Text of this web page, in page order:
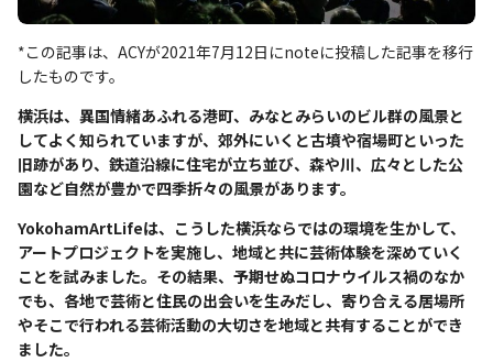
*この記事は、ACYが2021年7月12日にnoteに投稿した記事を移行
したものです。
横浜は、異国情緒あふれる港町、みなとみらいのビル群の風景と
してよく知られていますが、郊外にいくと古墳や宿場町といった
旧跡があり、鉄道沿線に住宅が立ち並び、森や川、広々とした公
園など自然が豊かで四季折々の風景があります。
YokohamArtLifeは、こうした横浜ならではの環境を生かして、
アートプロジェクトを実施し、地域と共に芸術体験を深めていく
ことを試みました。その結果、予期せぬコロナウイルス禍のなか
でも、各地で芸術と住民の出会いを生みだし、寄り合える居場所
やそこで行われる芸術活動の大切さを地域と共有することができ
ました。